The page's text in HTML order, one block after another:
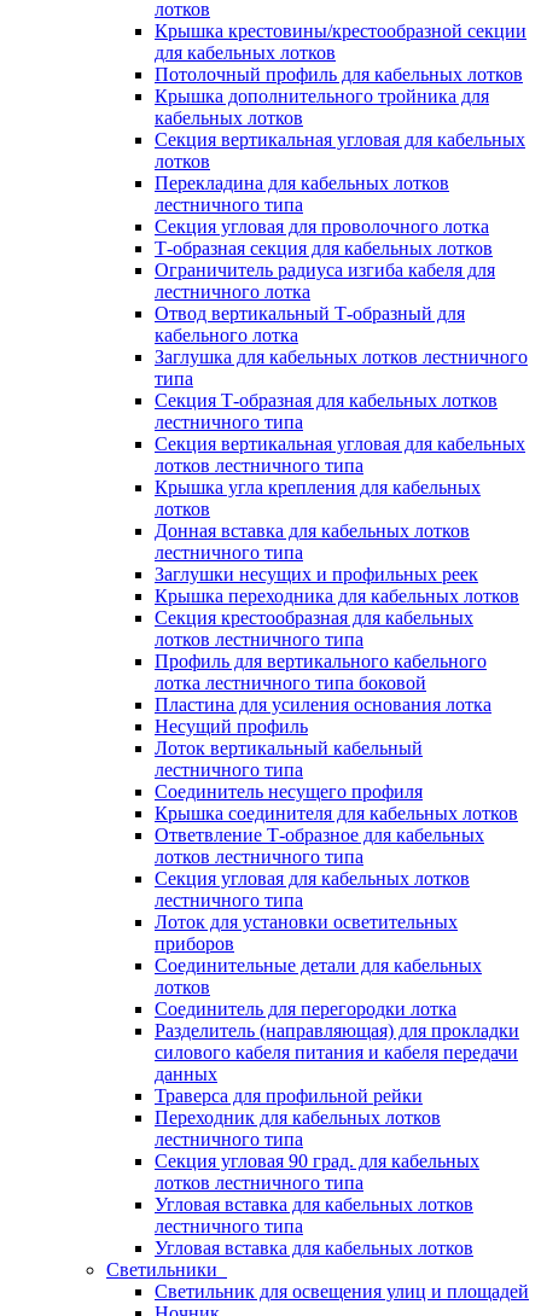
лотков
Крышка крестовины/крестообразной секции
для кабельных лотков
Потолочный профиль для кабельных лотков
Крышка дополнительного тройника для
кабельных лотков
Секция вертикальная угловая для кабельных
лотков
Перекладина для кабельных лотков
лестничного типа
Секция угловая для проволочного лотка
Т-образная секция для кабельных лотков
Ограничитель радиуса изгиба кабеля для
лестничного лотка
Отвод вертикальный Т-образный для
кабельного лотка
Заглушка для кабельных лотков лестничного
типа
Секция Т-образная для кабельных лотков
лестничного типа
Секция вертикальная угловая для кабельных
лотков лестничного типа
Крышка угла крепления для кабельных
лотков
Донная вставка для кабельных лотков
лестничного типа
Заглушки несущих и профильных реек
Крышка переходника для кабельных лотков
Секция крестообразная для кабельных
лотков лестничного типа
Профиль для вертикального кабельного
лотка лестничного типа боковой
Пластина для усиления основания лотка
Несущий профиль
Лоток вертикальный кабельный
лестничного типа
Соединитель несущего профиля
Крышка соединителя для кабельных лотков
Ответвление Т-образное для кабельных
лотков лестничного типа
Секция угловая для кабельных лотков
лестничного типа
Лоток для установки осветительных
приборов
Соединительные детали для кабельных
лотков
Соединитель для перегородки лотка
Разделитель (направляющая) для прокладки
силового кабеля питания и кабеля передачи
данных
Траверса для профильной рейки
Переходник для кабельных лотков
лестничного типа
Секция угловая 90 град. для кабельных
лотков лестничного типа
Угловая вставка для кабельных лотков
лестничного типа
Угловая вставка для кабельных лотков
Светильники
Светильник для освещения улиц и площадей